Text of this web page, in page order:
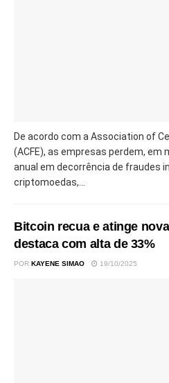
De acordo com a Association of
(ACFE), as empresas perdem, em
anual em decorrência de fraudes
criptomoedas,...
Bitcoin recua e atinge
destaca com alta de 33%
POR KAYENE SIMAO 19/10/2025